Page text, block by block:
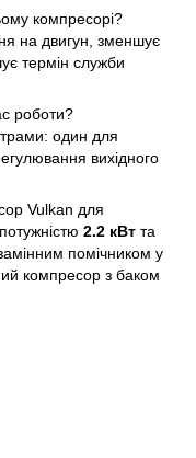
компресорі?
на двигун, зменшує
термін служби
роботи?
один для
вихідного
Vulkan для
2.2 кВт та
помічником у
компресор з баком